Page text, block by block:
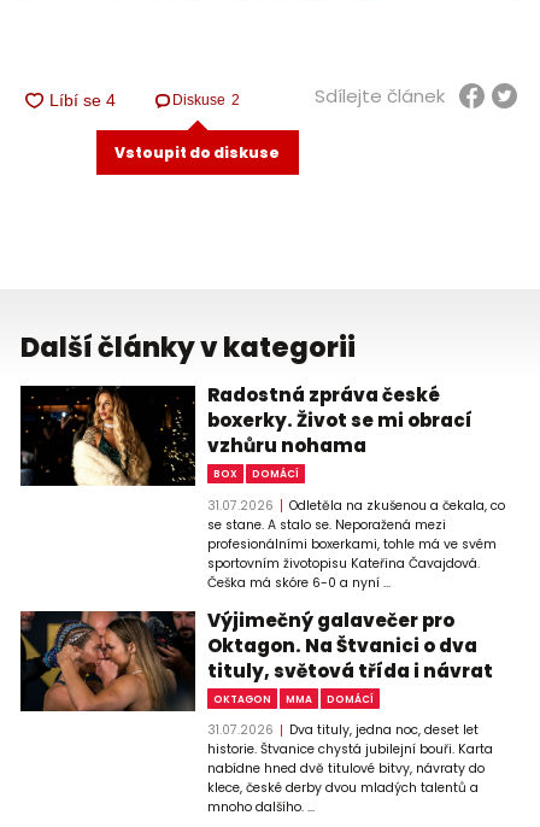
Diskuse 2
Vstoupit do diskuse
Sdílejte článek
Další články v kategorii
Radostná zpráva české
boxerky. Život se mi obrací
vzhůru nohama
BOX DOMÁCÍ
31.07.2026
Odletěla na zkušenou a čekala, co
se stane. A stalo se. Neporažená mezi
profesionálními boxerkami, tohle má ve svém
sportovním životopisu Kateřina Čavajdová.
Češka má skóre 6-0 a nyní ...
Výjimečný galavečer pro
Oktagon. Na Štvanici o dva
tituly, světová třída i návrat
OKTAGON MMA DOMÁCÍ
31.07.2026
Dva tituly, jedna noc, deset let
historie. Štvanice chystá jubilejní bouři. Karta
nabídne hned dvě titulové bitvy, návraty do
klece, české derby dvou mladých talentů a
mnoho dalšího. ...